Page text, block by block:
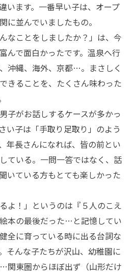
います。一番早い子は、オープ
に並んでいましたもの。
なことをしましたか？」は、今
んで面白かったです。温泉へ行
沖縄、海外、京都…。まさしく
きることを、たくさん味わった
子がお話しするケースが多かっ
い子は「手取り足取り」のよう
年長さんになれば、皆の前とい
ている。一問一答ではなく、話
いている方もとても楽しかった
よ！」というのは『５人のこえ
本の最後だった…と記憶してい
全に育っている時に出る台詞な
そんな子たちが沢山、幼稚園に
関東圏からほぼ出ず（山形だけ